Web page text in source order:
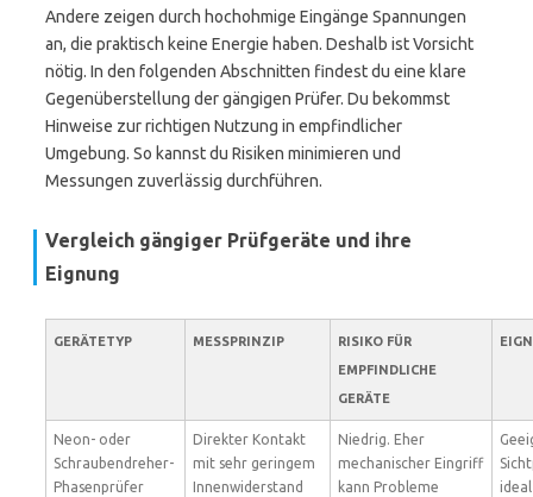
Andere zeigen durch hochohmige Eingänge Spannungen
an, die praktisch keine Energie haben. Deshalb ist Vorsicht
nötig. In den folgenden Abschnitten findest du eine klare
Gegenüberstellung der gängigen Prüfer. Du bekommst
Hinweise zur richtigen Nutzung in empfindlicher
Umgebung. So kannst du Risiken minimieren und
Messungen zuverlässig durchführen.
Vergleich gängiger Prüfgeräte und ihre
Eignung
GERÄTETYP MESSPRINZIP
RISIKO FÜR
EMPFINDLICHE
GERÄTE
Neon- oder
Schraubendreher-
Phasenprüfer
Direkter Kontakt
mit sehr geringem
Innenwiderstand
Niedrig. Eher
mechanischer Eingriff
kann Probleme